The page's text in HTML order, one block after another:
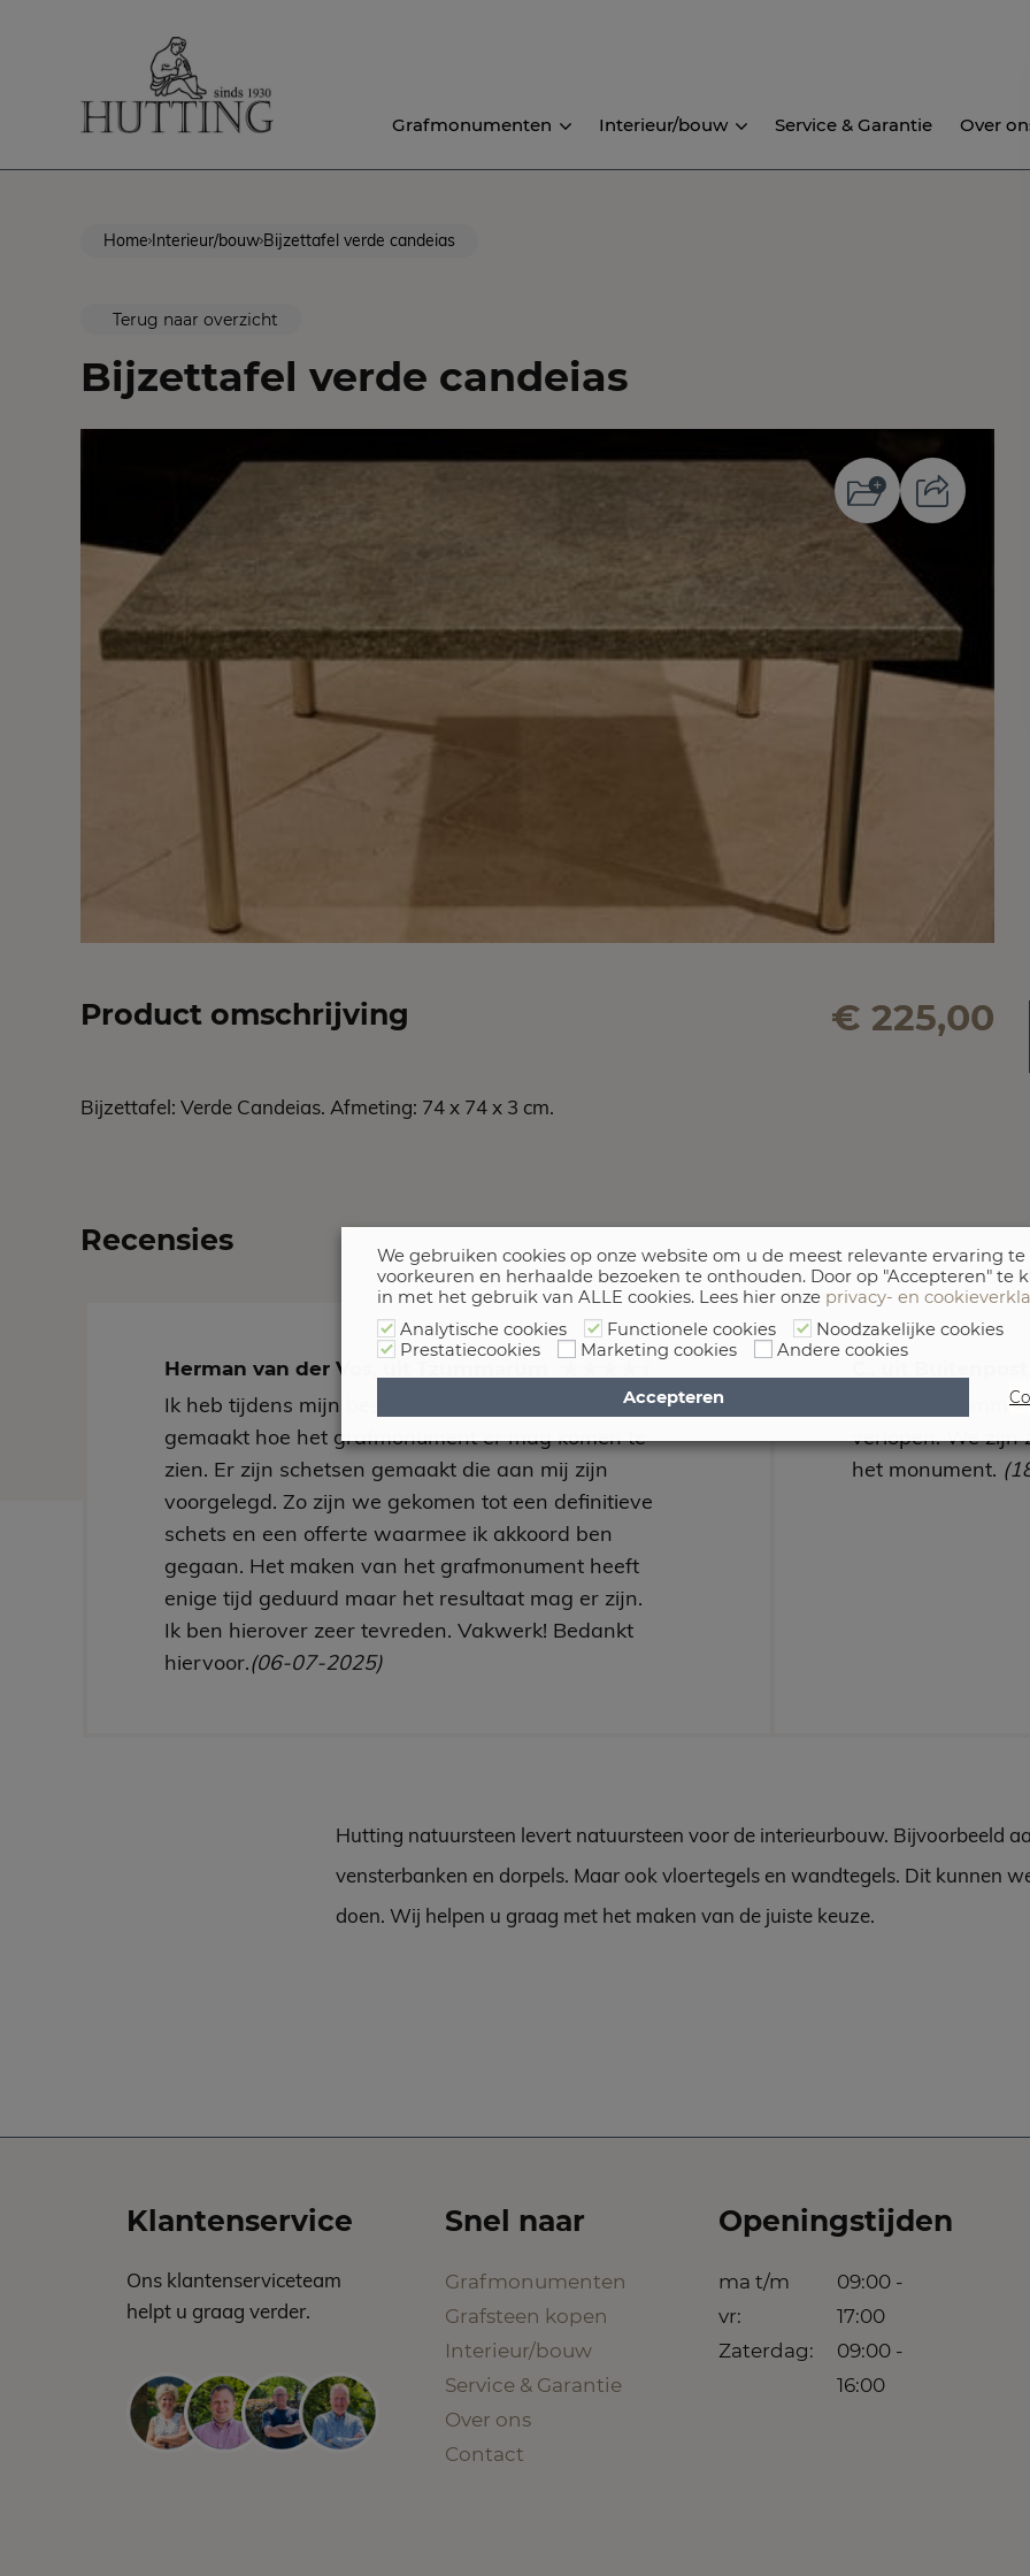
Grafmonumenten Interieur/bouw Service & Garantie Over
Home Interieur/bouw Bijzettafel verde candeias
Terug naar overzicht
Bijzettafel verde candeias
Product omschrijving € 225,00
Bijzettafel: Verde Candeias. Afmeting: 74 x 74 x 3 cm.
Recensies
Herman van der Vos, uit Tzummarum
Ik heb tijdens mijn bespreking bij Hutting kenbaar
gemaakt hoe het grafmonument er mag komen te
zien. Er zijn schetsen gemaakt die aan mij zijn
voorgelegd. Zo zijn we gekomen tot een definitieve
schets en een offerte waarmee ik akkoord ben
gegaan. Het maken van het grafmonument heeft
enige tijd geduurd maar het resultaat mag er zijn.
Ik ben hierover zeer tevreden. Vakwerk! Bedankt
hiervoor.(06-07-2025)
Duidelijke
verlopen. We zijn
het monument.
Hutting natuursteen levert natuursteen voor de interieurbouw. Bijvoorbeeld
vensterbanken en dorpels. Maar ook vloertegels en wandtegels. Dit kunnen
doen. Wij helpen u graag met het maken van de juiste keuze.
Klantenservice
Ons klantenserviceteam
helpt u graag verder.
Snel naar
Grafmonumenten
Grafsteen kopen
Interieur/bouw
Service & Garantie
Over ons
Contact
Openingstijden
ma t/m
vr:
09:00 -
17:00
Zaterdag:
09:00 -
16:00
We gebruiken cookies op onze website om u de meest relevante ervaring
voorkeuren en herhaalde bezoeken te onthouden. Door op "Accepteren" te
in met het gebruik van ALLE cookies. Lees hier onze privacy- en
Analytische cookies
Functionele cookies
Noodzakelijke cookies
Prestatiecookies
Marketing cookies Andere cookies
Accepteren